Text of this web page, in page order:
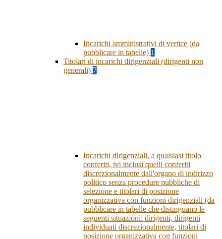
Incarichi amministrativi di vertice (da
pubblicare in tabelle) 1
Titolari di incarichi dirigenziali (dirigenti non
generali) 7
Incarichi dirigenziali, a qualsiasi titolo
conferiti, ivi inclusi quelli conferiti
discrezionalmente dall'organo di indirizzo
politico senza procedure pubbliche di
selezione e titolari di posizione
organizzativa con funzioni dirigenziali (da
pubblicare in tabelle che distinguano le
seguenti situazioni: dirigenti, dirigenti
individuati discrezionalmente, titolari di
posizione organizzativa con funzioni